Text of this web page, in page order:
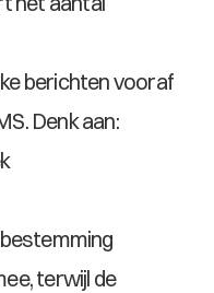
berichten vooraf
Denk aan:
terwijl de